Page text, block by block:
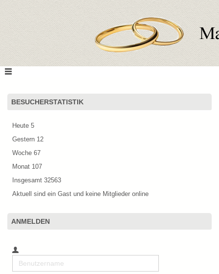
BESUCHERSTATISTIK
Heute 5
Gestern 12
Woche 67
Monat 107
Insgesamt 32563
Aktuell sind ein Gast und keine Mitglieder online
ANMELDEN
Benutzername